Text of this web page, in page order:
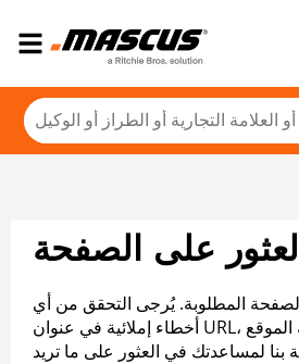
على الصفحة
المطلوبة. يُرجى التحقق من أي
أخطاء إملائية في عنوان URL، أو عرض خريطة الموقع